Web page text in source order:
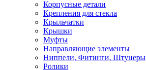
Корпусные детали
Крепления для стекла
Крыльчатки
Крышки
Муфты
Направляющие элементы
Ниппели, Фитинги, Штуцеры
Ролики